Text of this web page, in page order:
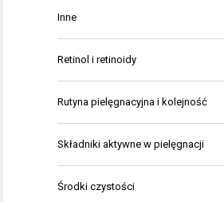
Inne
Retinol i retinoidy
Rutyna pielęgnacyjna i kolejność
Składniki aktywne w pielęgnacji
Środki czystości